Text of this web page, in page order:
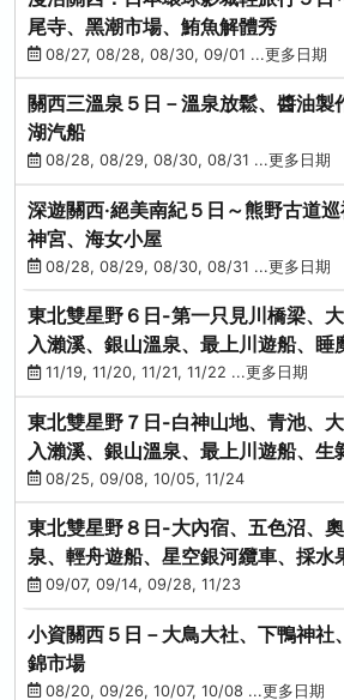
尾寺、黑潮市場、鮪魚解體秀
08/27, 08/28, 08/30, 09/01 ...更多日期
關西三溫泉５日－溫泉放鬆、醬油製
湖汽船
08/28, 08/29, 08/30, 08/31 ...更多日期
深遊關西·絕美南紀５日～熊野古道
神宮、海女小屋
08/28, 08/29, 08/30, 08/31 ...更多日期
東北雙星野６日-第一只見川橋梁、
入瀨溪、銀山溫泉、最上川遊船、睡
(仙/青)
11/19, 11/20, 11/21, 11/22 ...更多日期
東北雙星野７日-白神山地、青池、
入瀨溪、銀山溫泉、最上川遊船、生
進免稅店)(仙/青)
08/25, 09/08, 10/05, 11/24
東北雙星野８日-大內宿、五色沼、
泉、輕舟遊船、星空銀河纜車、採水
(不進免稅店)(仙/青)
09/07, 09/14, 09/28, 11/23
小資關西５日－大鳥大社、下鴨神社
錦市場
08/20, 09/26, 10/07, 10/08 ...更多日期